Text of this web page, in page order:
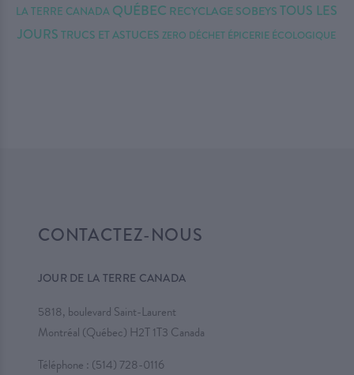
LA TERRE CANADA QUÉBEC RECYCLAGE SOBEYSTOUS LES
JOURS TRUCS ET ASTUCES ZERO DÉCHET ÉPICERIE ÉCOLOGIQUE
CONTACTEZ-NOUS
JOUR DE LA TERRE CANADA
5818, boulevard Saint-Laurent
Montréal (Québec) H2T 1T3 Canada
Téléphone : (514) 728-0116